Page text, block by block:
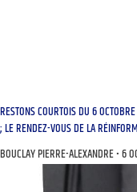
RESTONS COURTOIS DU 6
; LE RENDEZ-VOUS DE LA
BOUCLAY PIERRE-ALEXANDRE 6